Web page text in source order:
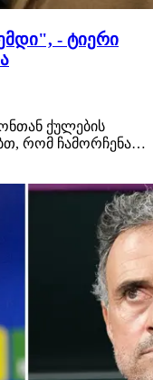
- ტიერი
ქულების
რომ ჩამორჩენა
არასდროს,
ხელშია.